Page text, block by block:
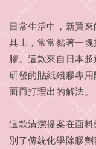
日常生活中，新買
具上，常常黏著一
膠。這款來自日本
研發的貼紙殘膠專
面而打理出的解法。
這款清潔提案在面
別了傳統化學除膠